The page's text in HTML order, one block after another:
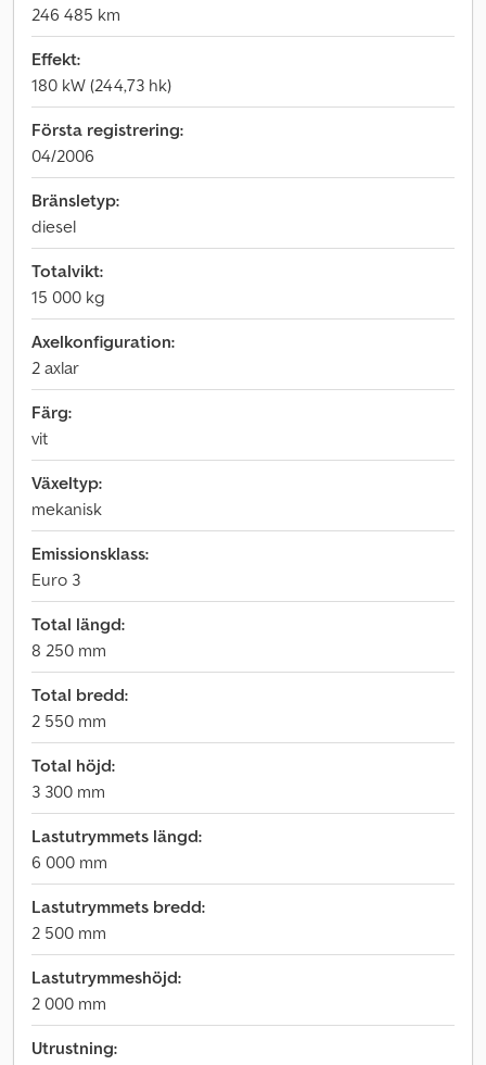
246 485 km
Effekt:
180 kW (244,73 hk)
Första registrering:
04/2006
Bränsletyp:
diesel
Totalvikt:
15 000 kg
Axelkonfiguration:
2 axlar
Färg:
vit
Växeltyp:
mekanisk
Emissionsklass:
Euro 3
Total längd:
8 250 mm
Total bredd:
2 550 mm
Total höjd:
3 300 mm
Lastutrymmets längd:
6 000 mm
Lastutrymmets bredd:
2 500 mm
Lastutrymmeshöjd:
2 000 mm
Utrustning: